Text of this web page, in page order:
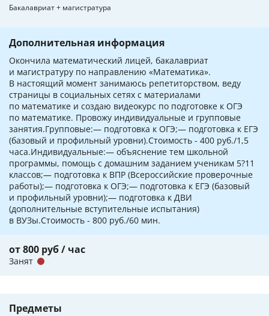
Бакалавриат + магистратура
Дополнительная информация
Окончила математический лицей, бакалавриат
и магистратуру по направлению «Математика».
В настоящий момент занимаюсь репетиторством, веду
страницы в социальных сетях с материалами
по математике и создаю видеокурс по подготовке к ОГЭ
по математике. Провожу индивидуальные и групповые
занятия.Групповые:— подготовка к ОГЭ;— подготовка к ЕГЭ
(базовый и профильный уровни).Стоимость - 400 руб./1,5
часа.Индивидуальные:— объяснение тем школьной
программы, помощь с домашним заданием ученикам 5?11
классов;— подготовка к ВПР (Всероссийские проверочные
работы);— подготовка к ОГЭ;— подготовка к ЕГЭ (базовый
и профильный уровни);— подготовка к ДВИ
(дополнительные вступительные испытания)
в ВУЗы.Стоимость - 800 руб./60 мин.
от 800 руб / час
Занят
Предметы